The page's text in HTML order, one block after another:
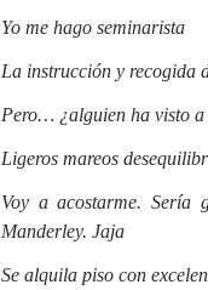
Yo me hago seminarista
La instrucción y recogida
Pero… ¿alguien ha visto
Ligeros mareos
Voy a acostarme. Sería
Manderley. Jaja
Se alquila piso con